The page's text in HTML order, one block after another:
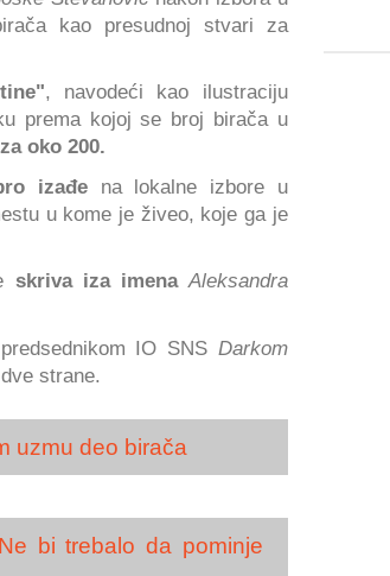
kao presudnoj stvari za
, navodeći kao ilustraciju
prema kojoj se broj birača u
oko 200.
izađe na lokalne izbore u
u kome je živeo, koje ga je
skriva iza imena Aleksandra
IO SNS Darkom
strane.
uzmu deo birača
bi trebalo da pominje